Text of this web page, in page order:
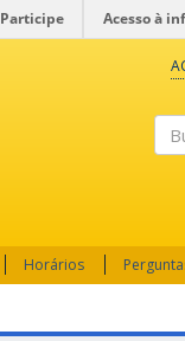
Participe Acesso à
Horários